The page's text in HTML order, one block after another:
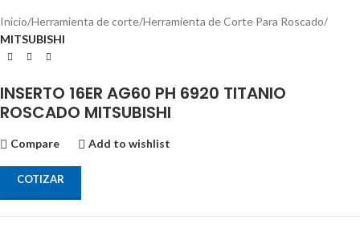
Inicio Herramienta de corte Herramienta de Corte Para Roscado
MITSUBISHI
INSERTO 16ER AG60 PH 6920 TITANIO
ROSCADO MITSUBISHI
Compare Add to wishlist
COTIZAR